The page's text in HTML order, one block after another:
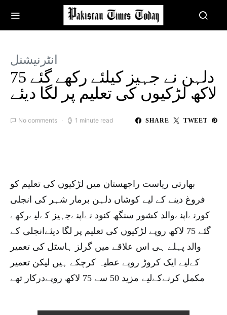
انٹرنیشنل
دلہن نے جہیز کیلئے رکھے گئے 75
لاکھ لڑکیوں کی تعلیم پر لگا دیئے
No comments 1 minute read SHARE TWEET
بھارتی ریاست راجھستان میں لڑکیوں کی تعلیم کو
فروغ دینے کے لیے کوشاں دلہن برمار شہر کی انجلی
کورنےاپنےوالد کشور سنگھ کنود نےاپنےجہیز کےلیےرکھے
گئے 75 لاکھ روپے لڑکیوں کی تعلیم پر لگا دیئےانجلی کے
والد پہلے ہی اس علاقے میں گرلز ہاسٹل کی تعمیر
کےلیے ایک کروڑ روپے عطیہ کرچکے ہیں لیکن تعمیر
مکمل کرنےکےلیے مزید 50 سے 75 لاکھ روپےدرکار تھے